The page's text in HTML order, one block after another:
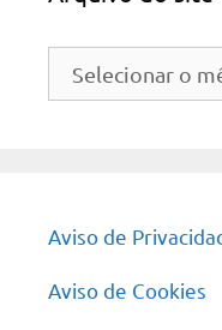
Arquivo
Aviso de
Aviso de Cookies